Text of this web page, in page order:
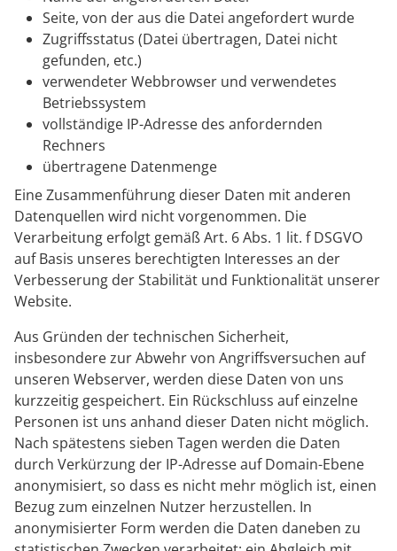
Seite, von der aus die Datei angefordert wurde
Zugriffsstatus (Datei übertragen, Datei nicht
gefunden, etc.)
verwendeter Webbrowser und verwendetes
Betriebssystem
vollständige IP-Adresse des anfordernden
Rechners
übertragene Datenmenge
Eine Zusammenführung dieser Daten mit anderen
Datenquellen wird nicht vorgenommen. Die
Verarbeitung erfolgt gemäß Art. 6 Abs. 1 lit. f DSGVO
auf Basis unseres berechtigten Interesses an der
Verbesserung der Stabilität und Funktionalität unserer
Website.
Aus Gründen der technischen Sicherheit,
insbesondere zur Abwehr von Angriffsversuchen auf
unseren Webserver, werden diese Daten von uns
kurzzeitig gespeichert. Ein Rückschluss auf einzelne
Personen ist uns anhand dieser Daten nicht möglich.
Nach spätestens sieben Tagen werden die Daten
durch Verkürzung der IP-Adresse auf Domain-Ebene
anonymisiert, so dass es nicht mehr möglich ist, einen
Bezug zum einzelnen Nutzer herzustellen. In
anonymisierter Form werden die Daten daneben zu